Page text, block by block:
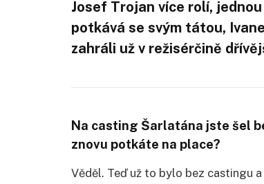
Josef Trojan více rolí,
potkává se svým tátou,
zahráli už v režisérčině
Na casting Šarlatána jste šel
znovu potkáte na place?
Věděl. Teď už to bylo bez castingu